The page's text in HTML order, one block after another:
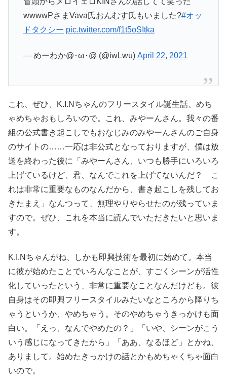
wwwwPさまVava氏おんむす氏もいました?#オッ
ドタクシー pic.twitter.com/f1t5oSItka
— めーわか@･ω･@ (@iwLwu) April 22, 2021
これ、ぜひ、K.I.Nちゃんのフリースタイル誕生話、めち
ゃめちゃおもしろいので。これ、みやーんさん。我々の番
組の公式書き起こしでもおなじみのみやーんさんのご自身
のサイトの……一応は非公式となっておりますが、僕は放
送を終わった後に「みやーんさん、いつも勝手にいろいろ
上げているけど、君、なんでこれを上げてないんだ？ こ
れは非常に重要なものなんだから、書き起こしを残してお
きたまえ」なんつって、無理やりやらせたのが残っていま
すので。ぜひ、これを本当に読んでいただきたいと思いま
す。
K.I.Nちゃんがね、しかも即興技術を最初に始めて。本当
に彼が始めたことでいろんなことが、すごくシーンが活性
化していったという、非常に重要なことなんだけども。彼
自身はその即興フリースタイルみたいなところから降りち
ゃうというか、やめちゃう。そのやめちゃうきっかけも面
白い。「えっ、なんでやめたの？」「いや、シーンがこう
いう感じになってきたから」「ああ、なるほど」とかね、
ありまして。始めたきっかけの話とかもめちゃくちゃ面白
いので。